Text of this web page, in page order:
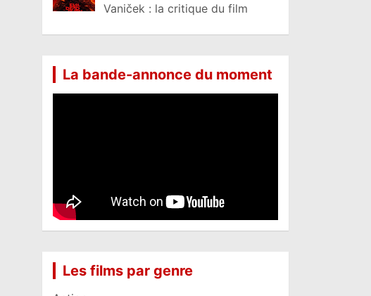
Vaniček : la critique du film
La bande-annonce du moment
Les films par genre